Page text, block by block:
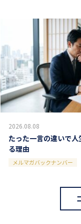
2026.08.08
たった一言の違いで
る理由
メルマガバックナンバー